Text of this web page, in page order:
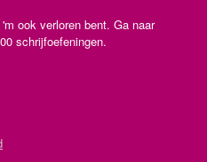
ook verloren bent. Ga naar
schrijfoefeningen.